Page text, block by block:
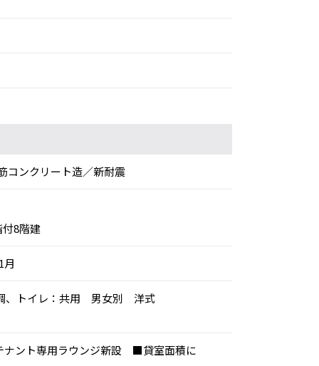
コンクリート造／新耐震
8階建
月
調、トイレ：共用 男女別 洋式
ント専用ラウンジ新設 ■貸室面積に